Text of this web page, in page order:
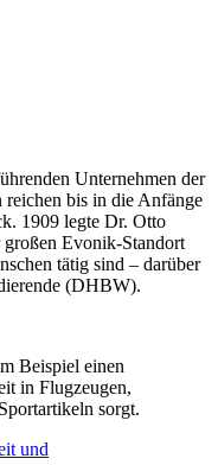
Unternehmen der
reichen bis in die Anfänge
1909 legte Dr. Otto
Evonik-Standort
tätig sind – darüber
(DHBW).
Beispiel einen
in Flugzeugen,
sorgt.